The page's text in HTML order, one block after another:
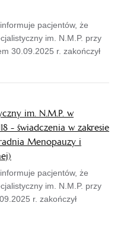
pacjentów, że
im. N.M.P. przy
30.09.2025 r. zakończył
im. N.M.P. w
- świadczenia w zakresie
Menopauzy i
pacjentów, że
im. N.M.P. przy
r. zakończył